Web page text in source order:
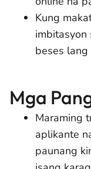
Kung
imbitasyon
beses
Mga
Maraming
aplikante
paunang